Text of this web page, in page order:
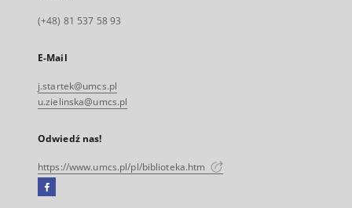
(+48) 81 537 58 93
E-Mail
j.startek@umcs.pl
u.zielinska@umcs.pl
Odwiedź nas!
https://www.umcs.pl/pl/biblioteka.htm
Facebook